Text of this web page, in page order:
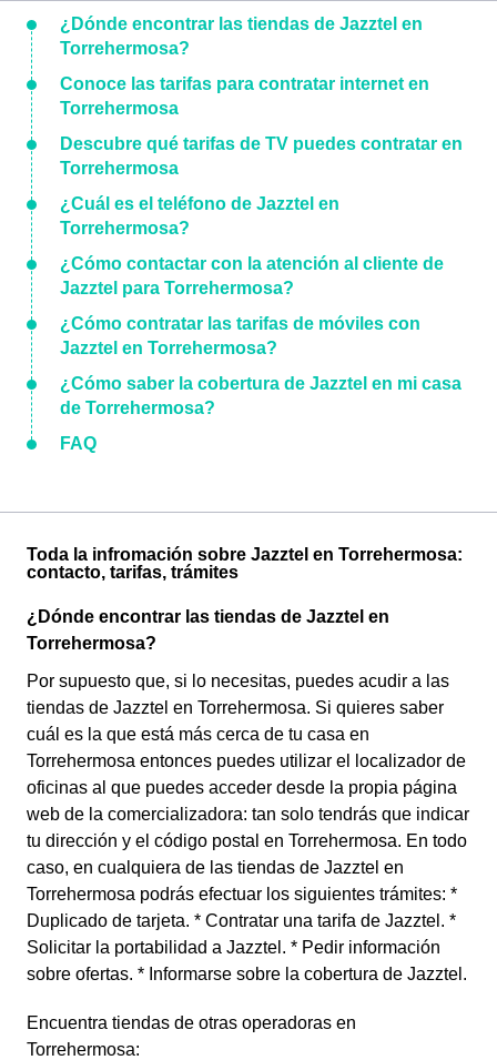
¿Dónde encontrar las tiendas de Jazztel en
Torrehermosa?
Conoce las tarifas para contratar internet en
Torrehermosa
Descubre qué tarifas de TV puedes contratar en
Torrehermosa
¿Cuál es el teléfono de Jazztel en
Torrehermosa?
¿Cómo contactar con la atención al cliente de
Jazztel para Torrehermosa?
¿Cómo contratar las tarifas de móviles con
Jazztel en Torrehermosa?
¿Cómo saber la cobertura de Jazztel en mi casa
de Torrehermosa?
FAQ
Toda la infromación sobre Jazztel en Torrehermosa:
contacto, tarifas, trámites
¿Dónde encontrar las tiendas de Jazztel en
Torrehermosa?
Por supuesto que, si lo necesitas, puedes acudir a las
tiendas de Jazztel en Torrehermosa. Si quieres saber
cuál es la que está más cerca de tu casa en
Torrehermosa entonces puedes utilizar el localizador de
oficinas al que puedes acceder desde la propia página
web de la comercializadora: tan solo tendrás que indicar
tu dirección y el código postal en Torrehermosa. En todo
caso, en cualquiera de las tiendas de Jazztel en
Torrehermosa podrás efectuar los siguientes trámites: *
Duplicado de tarjeta. * Contratar una tarifa de Jazztel. *
Solicitar la portabilidad a Jazztel. * Pedir información
sobre ofertas. * Informarse sobre la cobertura de Jazztel.
Encuentra tiendas de otras operadoras en
Torrehermosa: